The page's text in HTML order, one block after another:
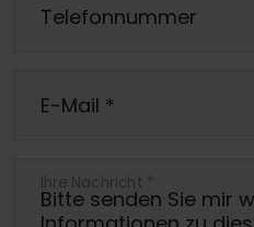
Telefonnummer
E-Mail *
Ihre Nachricht *